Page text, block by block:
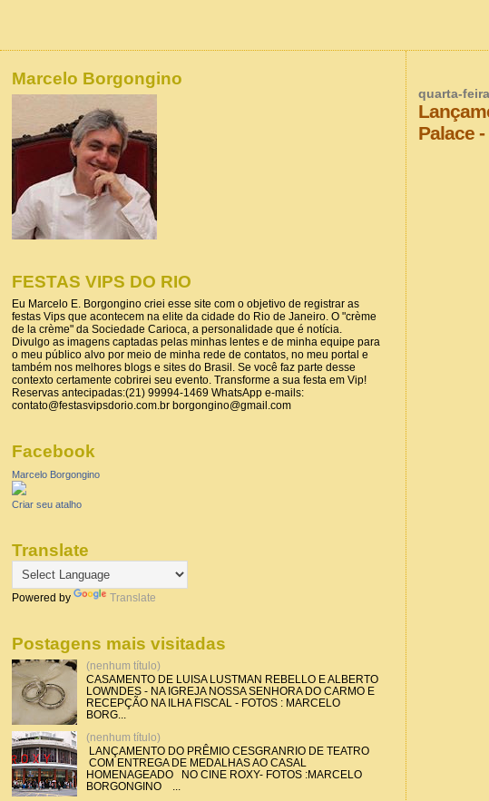
quarta-
Palace
Marcelo Borgongino
FESTAS VIPS DO RIO
Eu Marcelo E. Borgongino criei esse site com o objetivo de registrar as
festas Vips que acontecem na elite da cidade do Rio de Janeiro. O "crème
de la crème" da Sociedade Carioca, a personalidade que é notícia.
Divulgo as imagens captadas pelas minhas lentes e de minha equipe para
o meu público alvo por meio de minha rede de contatos, no meu portal e
também nos melhores blogs e sites do Brasil. Se você faz parte desse
contexto certamente cobrirei seu evento. Transforme a sua festa em Vip!
Reservas antecipadas:(21) 99994-1469 WhatsApp e-mails:
contato@festasvipsdorio.com.br borgongino@gmail.com
Facebook
Marcelo Borgongino
Criar seu atalho
Translate
Powered by Translate
Postagens mais visitadas
(nenhum título)
CASAMENTO DE LUISA LUSTMAN REBELLO E ALBERTO
LOWNDES - NA IGREJA NOSSA SENHORA DO CARMO E
RECEPÇÃO NA ILHA FISCAL - FOTOS : MARCELO
BORG...
(nenhum título)
LANÇAMENTO DO PRÊMIO CESGRANRIO DE TEATRO
COM ENTREGA DE MEDALHAS AO CASAL
HOMENAGEADO NO CINE ROXY- FOTOS :MARCELO
BORGONGINO ...